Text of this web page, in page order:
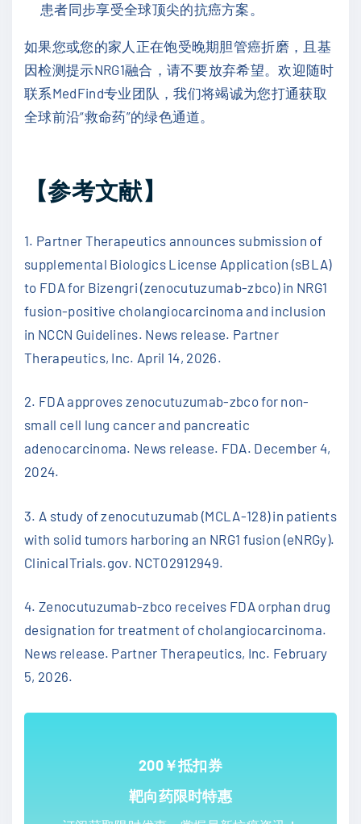
患者同步享受全球顶尖的抗癌方案。
如果您或您的家人正在饱受晚期胆管癌折磨，且基
因检测提示NRG1融合，请不要放弃希望。欢迎随时
联系MedFind专业团队，我们将竭诚为您打通获取
全球前沿“救命药”的绿色通道。
【参考文献】
1. Partner Therapeutics announces submission of
supplemental Biologics License Application (sBLA)
to FDA for Bizengri (zenocutuzumab-zbco) in NRG1
fusion-positive cholangiocarcinoma and inclusion
in NCCN Guidelines. News release. Partner
Therapeutics, Inc. April 14, 2026.
2. FDA approves zenocutuzumab-zbco for non-
small cell lung cancer and pancreatic
adenocarcinoma. News release. FDA. December 4,
2024.
3. A study of zenocutuzumab (MCLA-128) in patients
with solid tumors harboring an NRG1 fusion (eNRGy).
ClinicalTrials.gov. NCT02912949.
4. Zenocutuzumab-zbco receives FDA orphan drug
designation for treatment of cholangiocarcinoma.
News release. Partner Therapeutics, Inc. February
5, 2026.
200￥抵扣券
靶向药限时特惠